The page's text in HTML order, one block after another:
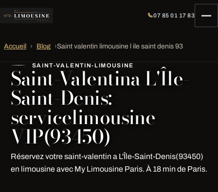
07 85 01 17 83
Accueil › Blog ›Saint valentin limousine l ile saint denis 93
SAINT-VALENTIN-LIMOUSINE
Saint-Valentina L'Île-
Saint-Denis:
servicelimousine
VIP(93450)
Réservez votre saint-valentin a L'Île-Saint-Denis(93450)
en limousine avec My Limousine Paris. À 18 min de Paris.